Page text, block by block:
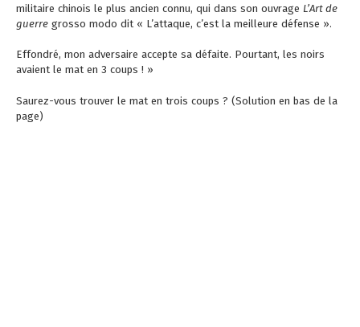
militaire chinois le plus ancien connu, qui dans son ouvrage L’Art de
guerre grosso modo dit « L’attaque, c’est la meilleure défense ».
Effondré, mon adversaire accepte sa défaite. Pourtant, les noirs
avaient le mat en 3 coups ! »
Saurez-vous trouver le mat en trois coups ? (Solution en bas de la
page)